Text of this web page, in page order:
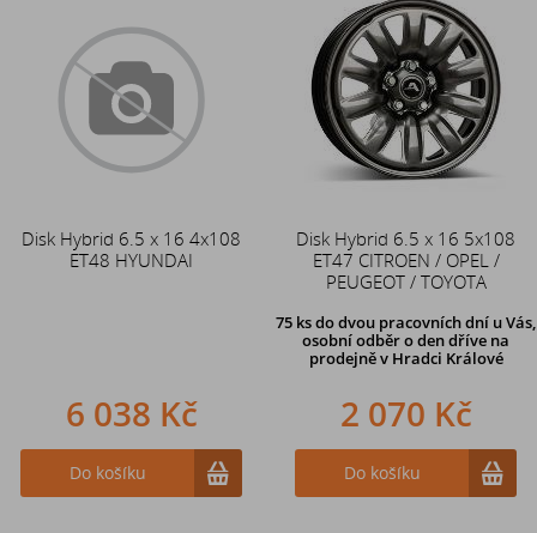
Disk Hybrid 6.5 x 16 4x108
ET48 HYUNDAI
6 038 Kč
Do košíku
Disk Hybrid 6.5 x 16 5x108
ET47 CITROEN / OPEL /
PEUGEOT / TOYOTA
75 ksdo dvou pracovních dní u Vás,
osobní odběr o den dříve na
prodejně v Hradci Králové
2 070 Kč
Do košíku